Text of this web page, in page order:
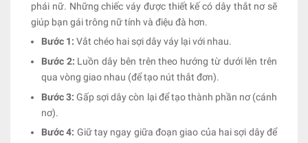
phái nữ. Những chiếc váy được thiết kế có dây thắt nơ sẽ
giúp bạn gái trông nữ tính và điệu đà hơn.
Bước 1: Vắt chéo hai sợi dây váy lại với nhau.
Bước 2: Luồn dây bên trên theo hướng từ dưới lên trên
qua vòng giao nhau (để tạo nút thắt đơn).
Bước 3: Gấp sợi dây còn lại để tạo thành phần nơ (cánh
nơ).
Bước 4: Giữ tay ngay giữa đoạn giao của hai sợi dây để